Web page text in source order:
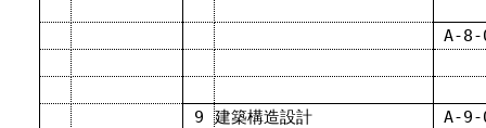
A-8-
9 建築構造設計 A-9-